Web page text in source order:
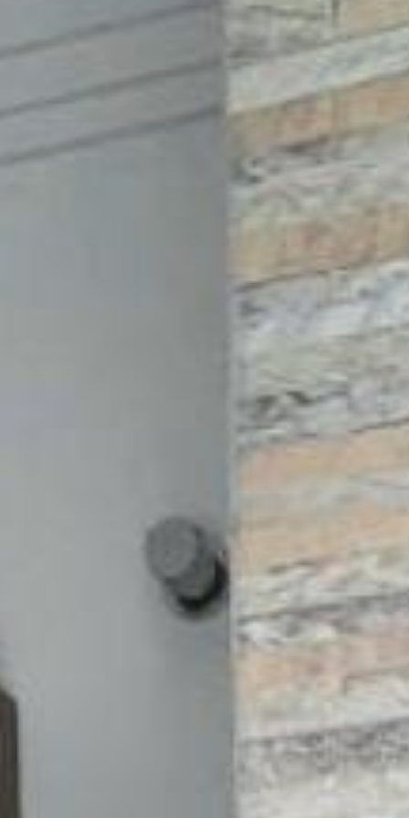
extra. A área externa privativa do garden é o grande diferencial,